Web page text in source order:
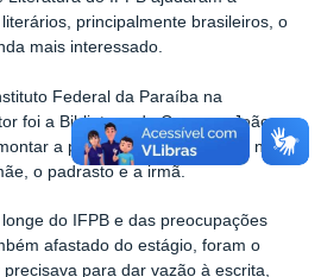
principalmente brasileiros, o
mais interessado.
Federal da Paraíba na
foi a Biblioteca do Campus. João
a própria estante de livros na
o padrasto e a irmã.
do IFPB e das preocupações
afastado do estágio, foram o
para dar vazão à escrita,